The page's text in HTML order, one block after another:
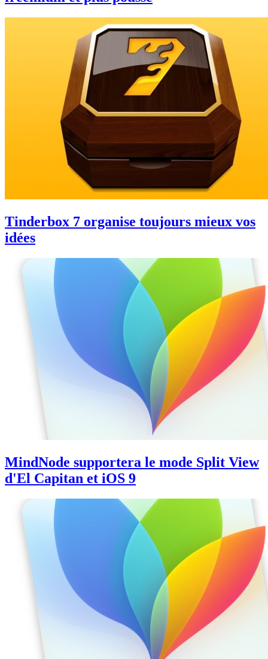
Tinderbox 7 organise toujours mieux vos
idées
MindNode supportera le mode Split View
d'El Capitan et iOS 9